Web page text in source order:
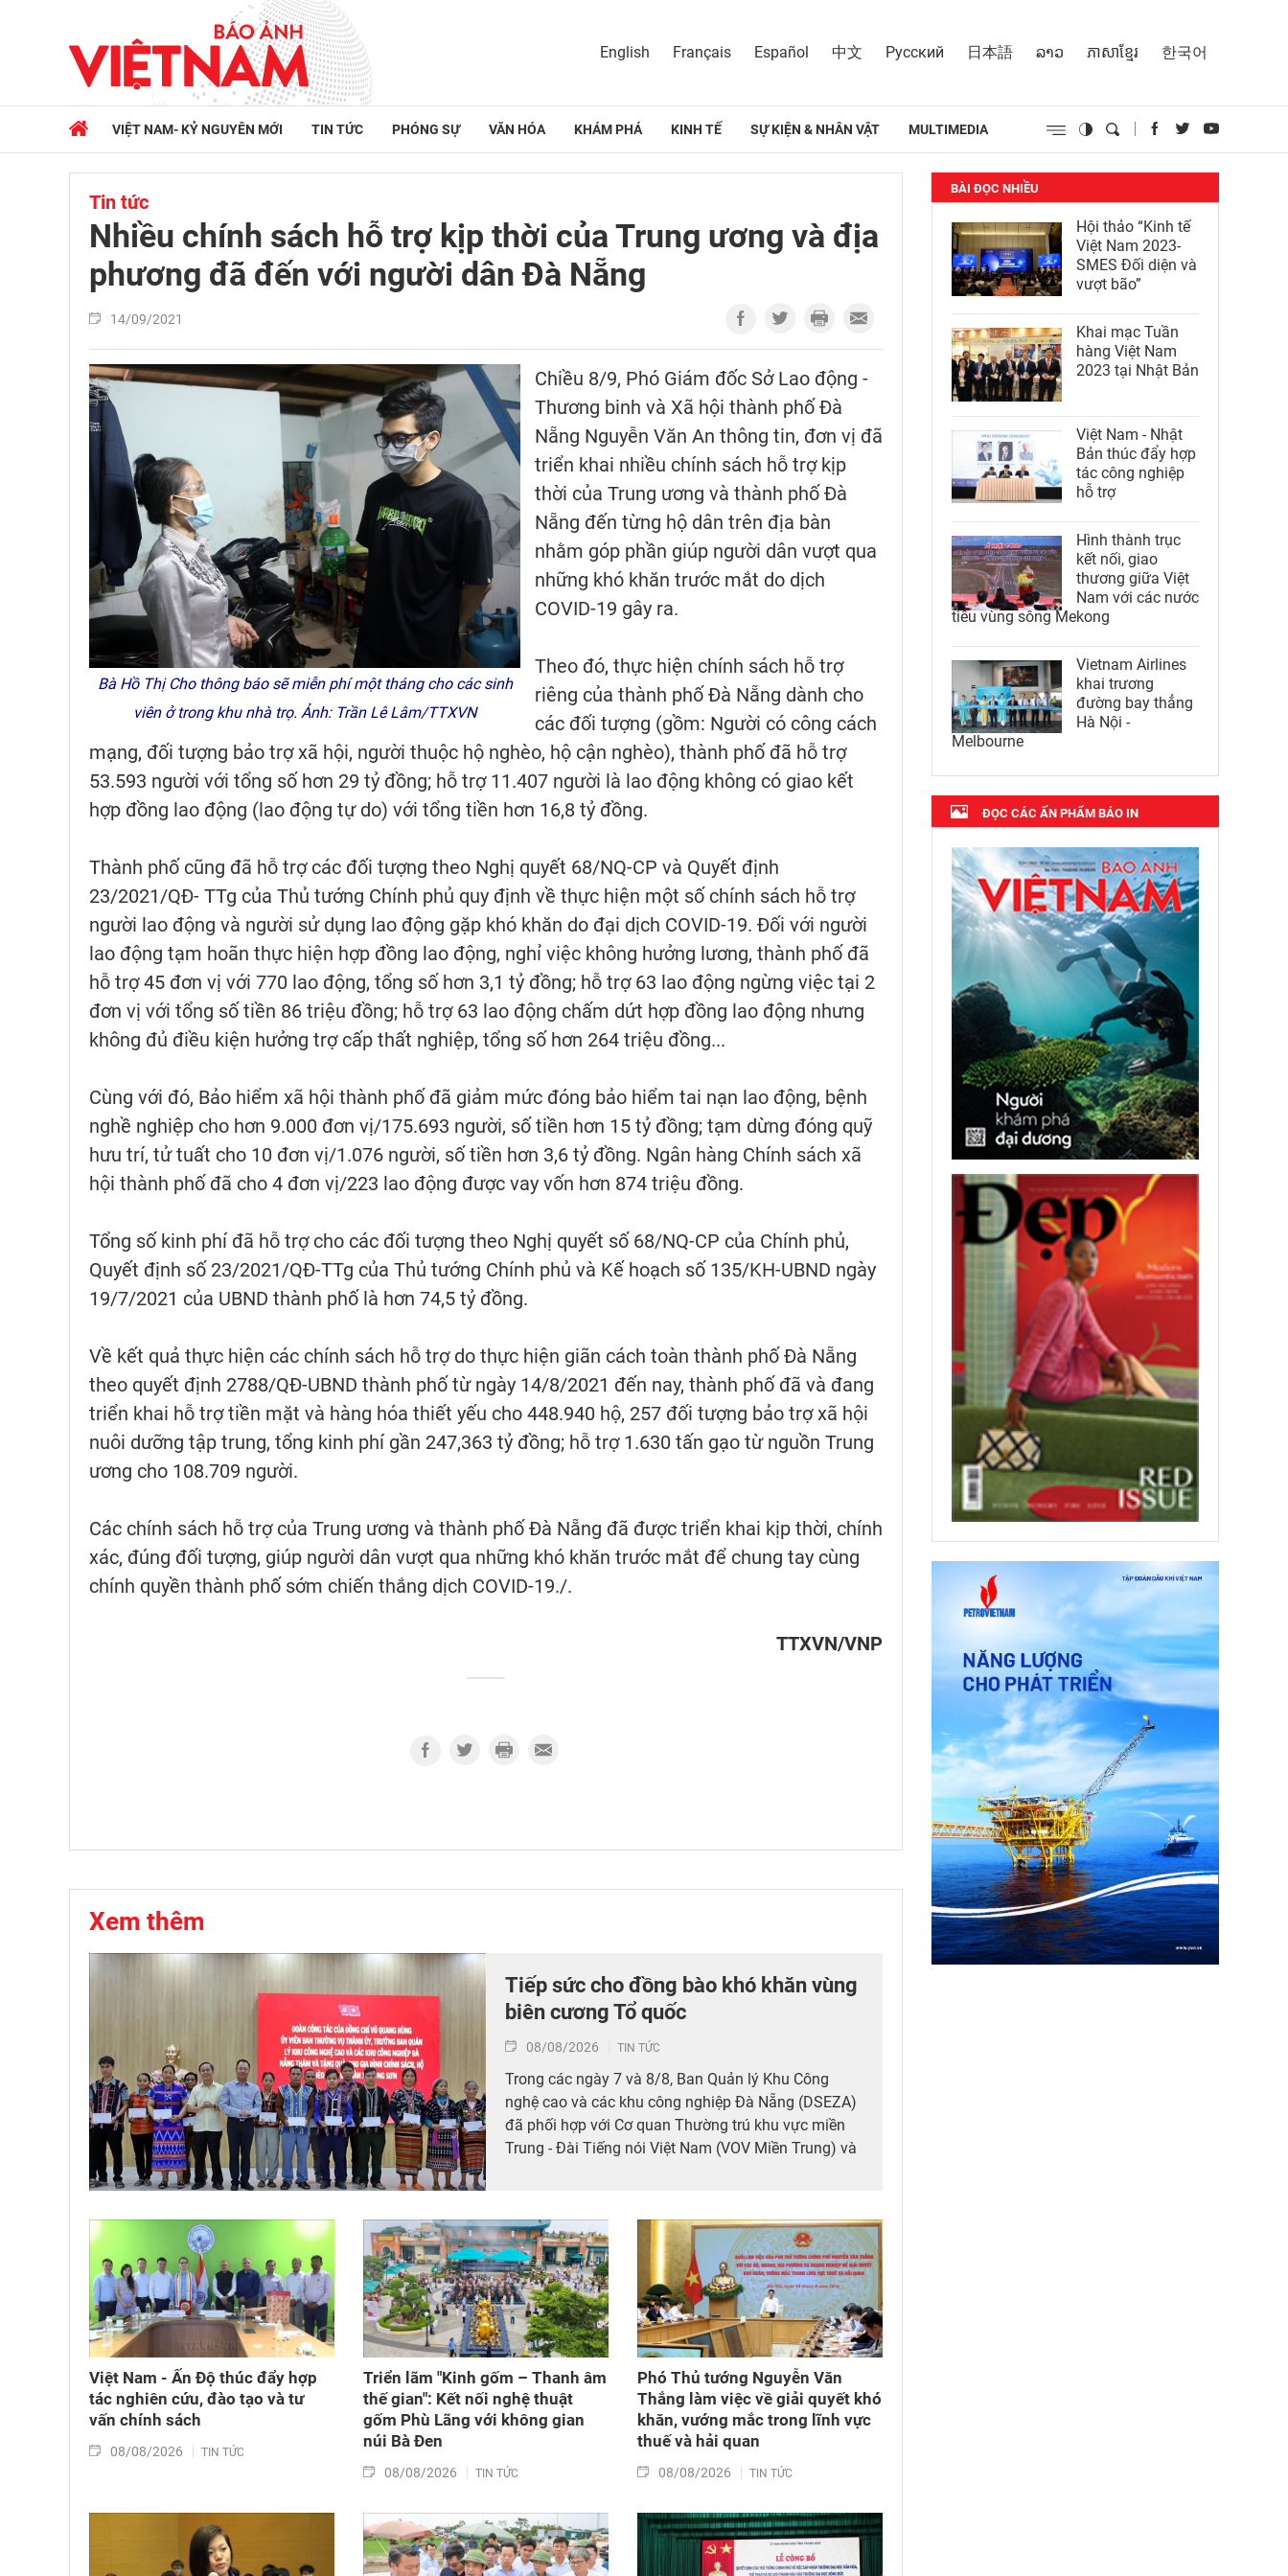
English Français Español 中文 Русский 日本語 ລາວ ភាសាខ្មែរ 한국어
VIỆT NAM- KỶ NGUYÊN MỚI TIN TỨC PHÓNG SỰ VĂN HÓA KHÁM PHÁ KINH TẾ SỰ KIỆN & NHÂN VẬT MULTIMEDIA
Tin tức
Nhiều chính sách hỗ trợ kịp thời của Trung ương và địa
phương đã đến với người dân Đà Nẵng
14/09/2021
Bà Hồ Thị Cho thông báo sẽ miễn phí một tháng cho các sinh
viên ở trong khu nhà trọ. Ảnh: Trần Lê Lâm/TTXVN
Chiều 8/9, Phó Giám đốc Sở Lao động -
Thương binh và Xã hội thành phố Đà
Nẵng Nguyễn Văn An thông tin, đơn vị đã
triển khai nhiều chính sách hỗ trợ kịp
thời của Trung ương và thành phố Đà
Nẵng đến từng hộ dân trên địa bàn
nhằm góp phần giúp người dân vượt qua
những khó khăn trước mắt do dịch
COVID-19 gây ra.
Theo đó, thực hiện chính sách hỗ trợ
riêng của thành phố Đà Nẵng dành cho
các đối tượng (gồm: Người có công cách
mạng, đối tượng bảo trợ xã hội, người thuộc hộ nghèo, hộ cận nghèo), thành phố đã hỗ trợ
53.593 người với tổng số hơn 29 tỷ đồng; hỗ trợ 11.407 người là lao động không có giao kết
hợp đồng lao động (lao động tự do) với tổng tiền hơn 16,8 tỷ đồng.
Thành phố cũng đã hỗ trợ các đối tượng theo Nghị quyết 68/NQ-CP và Quyết định
23/2021/QĐ- TTg của Thủ tướng Chính phủ quy định về thực hiện một số chính sách hỗ trợ
người lao động và người sử dụng lao động gặp khó khăn do đại dịch COVID-19. Đối với người
lao động tạm hoãn thực hiện hợp đồng lao động, nghỉ việc không hưởng lương, thành phố đã
hỗ trợ 45 đơn vị với 770 lao động, tổng số hơn 3,1 tỷ đồng; hỗ trợ 63 lao động ngừng việc tại 2
đơn vị với tổng số tiền 86 triệu đồng; hỗ trợ 63 lao động chấm dứt hợp đồng lao động nhưng
không đủ điều kiện hưởng trợ cấp thất nghiệp, tổng số hơn 264 triệu đồng...
Cùng với đó, Bảo hiểm xã hội thành phố đã giảm mức đóng bảo hiểm tai nạn lao động, bệnh
nghề nghiệp cho hơn 9.000 đơn vị/175.693 người, số tiền hơn 15 tỷ đồng; tạm dừng đóng quỹ
hưu trí, tử tuất cho 10 đơn vị/1.076 người, số tiền hơn 3,6 tỷ đồng. Ngân hàng Chính sách xã
hội thành phố đã cho 4 đơn vị/223 lao động được vay vốn hơn 874 triệu đồng.
Tổng số kinh phí đã hỗ trợ cho các đối tượng theo Nghị quyết số 68/NQ-CP của Chính phủ,
Quyết định số 23/2021/QĐ-TTg của Thủ tướng Chính phủ và Kế hoạch số 135/KH-UBND ngày
19/7/2021 của UBND thành phố là hơn 74,5 tỷ đồng.
Về kết quả thực hiện các chính sách hỗ trợ do thực hiện giãn cách toàn thành phố Đà Nẵng
theo quyết định 2788/QĐ-UBND thành phố từ ngày 14/8/2021 đến nay, thành phố đã và đang
triển khai hỗ trợ tiền mặt và hàng hóa thiết yếu cho 448.940 hộ, 257 đối tượng bảo trợ xã hội
nuôi dưỡng tập trung, tổng kinh phí gần 247,363 tỷ đồng; hỗ trợ 1.630 tấn gạo từ nguồn Trung
ương cho 108.709 người.
Các chính sách hỗ trợ của Trung ương và thành phố Đà Nẵng đã được triển khai kịp thời, chính
xác, đúng đối tượng, giúp người dân vượt qua những khó khăn trước mắt để chung tay cùng
chính quyền thành phố sớm chiến thắng dịch COVID-19./.
TTXVN/VNP
Xem thêm
Tiếp sức cho đồng bào khó khăn vùng
biên cương Tổ quốc
08/08/2026 TIN TỨC
Trong các ngày 7 và 8/8, Ban Quản lý Khu Công
nghệ cao và các khu công nghiệp Đà Nẵng (DSEZA)
đã phối hợp với Cơ quan Thường trú khu vực miền
Trung - Đài Tiếng nói Việt Nam (VOV Miền Trung) và
Sơn (thành phố Đà Nẵng).
Việt Nam - Ấn Độ thúc đẩy hợp
tác nghiên cứu, đào tạo và tư
vấn chính sách
08/08/2026 TIN TỨC
Triển lãm "Kinh gốm – Thanh âm
thế gian": Kết nối nghệ thuật
gốm Phù Lãng với không gian
núi Bà Đen
08/08/2026 TIN TỨC
Phó Thủ tướng Nguyễn Văn
Thắng làm việc về giải quyết khó
khăn, vướng mắc trong lĩnh vực
thuế và hải quan
08/08/2026 TIN TỨC
BÀI ĐỌC NHIỀU
Hội thảo “Kinh tế
Việt Nam 2023-
SMES Đối diện và
vượt bão”
Khai mạc Tuần
hàng Việt Nam
2023 tại Nhật Bản
Việt Nam - Nhật
Bản thúc đẩy hợp
tác công nghiệp
hỗ trợ
Hình thành trục
kết nối, giao
thương giữa Việt
Nam với các nước
tiểu vùng sông Mekong
Vietnam Airlines
khai trương
đường bay thẳng
Hà Nội -
Melbourne
ĐỌC CÁC ẤN PHẨM BÁO IN